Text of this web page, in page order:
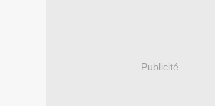
Publicité